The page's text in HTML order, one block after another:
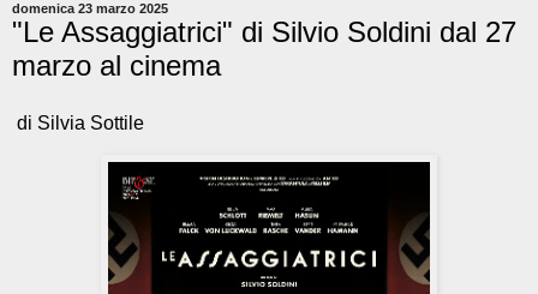
domenica 23 marzo 2025
"Le Assaggiatrici" di Silvio Soldini dal 27
marzo al cinema
di Silvia Sottile